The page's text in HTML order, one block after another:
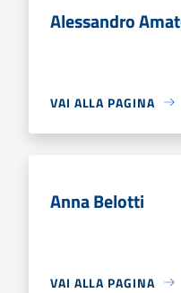
Alessandro
VAI ALLA PAGINA
Anna Belotti
VAI ALLA PAGINA